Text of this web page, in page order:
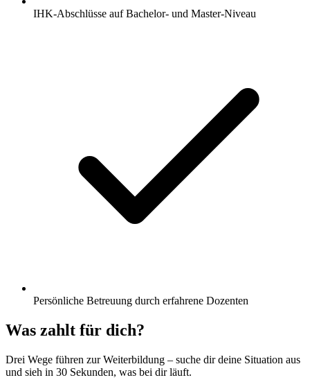
IHK-Abschlüsse auf Bachelor- und Master-Niveau
Persönliche Betreuung durch erfahrene Dozenten
Was zahlt für dich?
Drei Wege führen zur Weiterbildung – suche dir deine Situation aus
und sieh in 30 Sekunden, was bei dir läuft.